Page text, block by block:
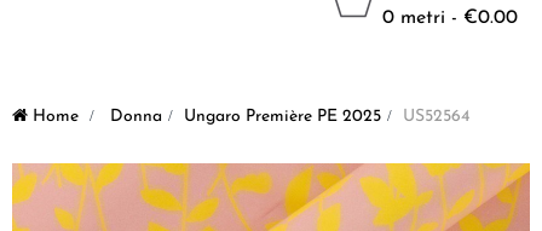
0 metri - €0.00
Home > Donna > Ungaro Première PE 2025 > US52564